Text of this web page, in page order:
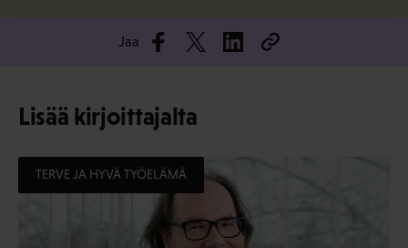
Jaa
Lisää kirjoittajalta
TERVE JA HYVÄ TYÖELÄMÄ